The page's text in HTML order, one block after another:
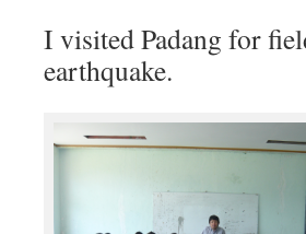
I visited Padang for
earthquake.